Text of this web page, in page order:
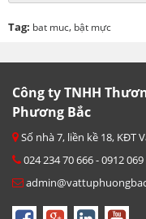
Tag: bat muc, bật mực
Công ty TNHH
Phương Bắc
Số nhà 7, liền kề 18, KĐT
024 234 70 666 - 0912